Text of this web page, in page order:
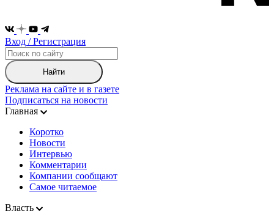
Вход / Регистрация
Найти
Реклама на сайте и в газете
Подписаться на новости
Главная
Коротко
Новости
Интервью
Комментарии
Компании сообщают
Самое читаемое
Власть